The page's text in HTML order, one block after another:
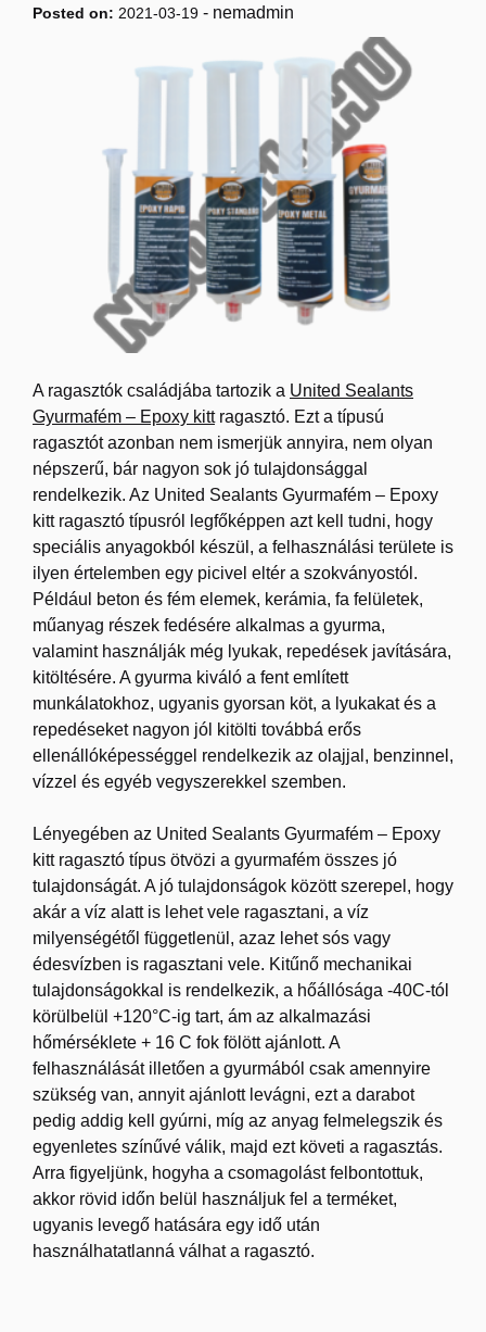
Posted on: 2021-03-19 - nemadmin
A ragasztók családjába tartozik a United Sealants
Gyurmafém – Epoxy kittragasztó. Ezt a típusú
ragasztót azonban nem ismerjük annyira, nem olyan
népszerű, bár nagyon sok jó tulajdonsággal
rendelkezik. Az United Sealants Gyurmafém – Epoxy
kitt ragasztó típusról legfőképpen azt kell tudni, hogy
speciális anyagokból készül, a felhasználási területe is
ilyen értelemben egy picivel eltér a szokványostól.
Például beton és fém elemek, kerámia, fa felületek,
műanyag részek fedésére alkalmas a gyurma,
valamint használják még lyukak, repedések javítására,
kitöltésére. A gyurma kiváló a fent említett
munkálatokhoz, ugyanis gyorsan köt, a lyukakat és a
repedéseket nagyon jól kitölti továbbá erős
ellenállóképességgel rendelkezik az olajjal, benzinnel,
vízzel és egyéb vegyszerekkel szemben.
Lényegében az United Sealants Gyurmafém – Epoxy
kitt ragasztó típus ötvözi a gyurmafém összes jó
tulajdonságát. A jó tulajdonságok között szerepel, hogy
akár a víz alatt is lehet vele ragasztani, a víz
milyenségétől függetlenül, azaz lehet sós vagy
édesvízben is ragasztani vele. Kitűnő mechanikai
tulajdonságokkal is rendelkezik, a hőállósága -40C-tól
körülbelül +120°C-ig tart, ám az alkalmazási
hőmérséklete + 16 C fok fölött ajánlott. A
felhasználását illetően a gyurmából csak amennyire
szükség van, annyit ajánlott levágni, ezt a darabot
pedig addig kell gyúrni, míg az anyag felmelegszik és
egyenletes színűvé válik, majd ezt követi a ragasztás.
Arra figyeljünk, hogyha a csomagolást felbontottuk,
akkor rövid időn belül használjuk fel a terméket,
ugyanis levegő hatására egy idő után
használhatatlanná válhat a ragasztó.